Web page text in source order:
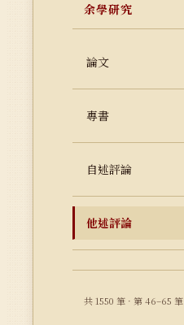
余學研究
論文
專書
自述評論
他述評論
共 1550 筆 · 第 46–65 筆